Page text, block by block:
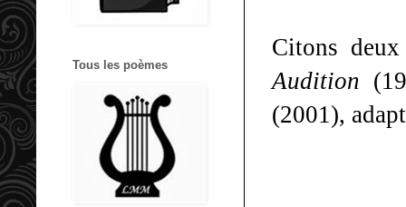
Citons
Audition
(2001),
Tous les poèmes